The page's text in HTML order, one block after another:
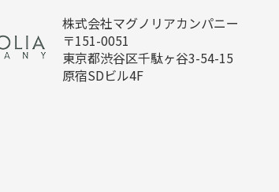
株式会社マグノリアカンパニー
〒151-0051
東京都渋谷区千駄ヶ谷3-54-15
原宿SDビル4F